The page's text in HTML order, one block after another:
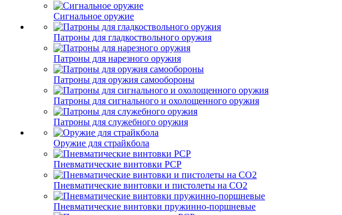
Сигнальное оружие
Патроны для гладкоствольного оружия
Патроны для нарезного оружия
Патроны для оружия самообороны
Патроны для сигнального и охолощенного оружия
Патроны для служебного оружия
Оружие для страйкбола
Пневматические винтовки PCP
Пневматические винтовки и пистолеты на CO2
Пневматические винтовки пружинно-поршневые